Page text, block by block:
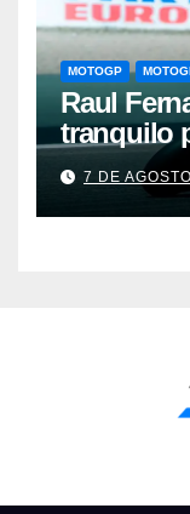
MOTOGP
Raul
tranquilo
cuando
7 DE